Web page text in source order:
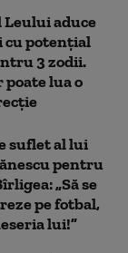
aduce
potențial
3 zodii.
poate lua o
suflet al lui
pentru
„Să se
pe fotbal,
lui!”